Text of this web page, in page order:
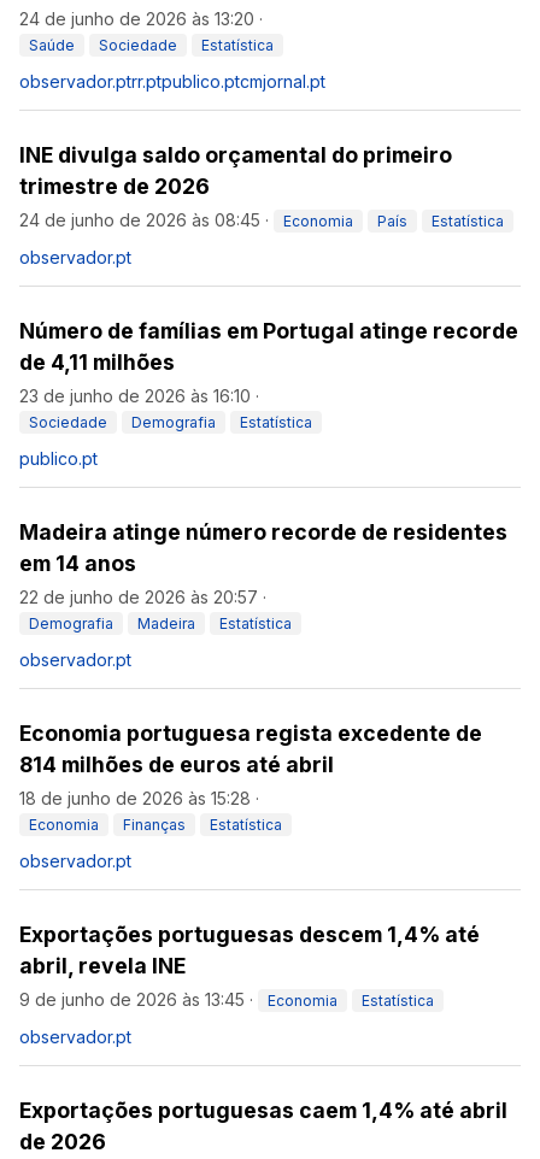
24 de junho de 2026 às 13:20 ·
Saúde Sociedade Estatística
observador.ptrr.ptpublico.ptcmjornal.pt
INE divulga saldo orçamental do primeiro
trimestre de 2026
24 de junho de 2026 às 08:45 · Economia País Estatística
observador.pt
Número de famílias em Portugal atinge recorde
de 4,11 milhões
23 de junho de 2026 às 16:10 ·
Sociedade Demografia Estatística
publico.pt
Madeira atinge número recorde de residentes
em 14 anos
22 de junho de 2026 às 20:57 ·
Demografia Madeira Estatística
observador.pt
Economia portuguesa regista excedente de
814 milhões de euros até abril
18 de junho de 2026 às 15:28 ·
Economia Finanças Estatística
observador.pt
Exportações portuguesas descem 1,4% até
abril, revela INE
9 de junho de 2026 às 13:45 · Economia Estatística
observador.pt
Exportações portuguesas caem 1,4% até abril
de 2026